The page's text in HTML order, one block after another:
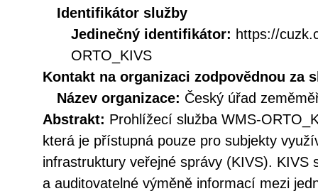
Identifikátor služby
Jedinečný identifikátor: https://
ORTO_KIVS
Kontakt na organizaci zodpovědnou za
Název organizace: Český úřad
Abstrakt: Prohlížecí služba WMS-
která je přístupná pouze pro subjekty
infrastruktury veřejné správy (KIVS). KIVS
a auditovatelné výměně informací mezi